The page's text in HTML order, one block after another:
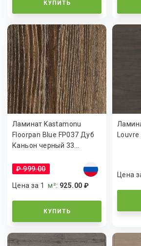
КУПИТЬ
Ламинат Kastamonu
Floorpan Blue FP037 Дуб
Каньон черный 33...
₽ 999.00
Цена за 1м²: 925.00 ₽
КУПИТЬ
Цена